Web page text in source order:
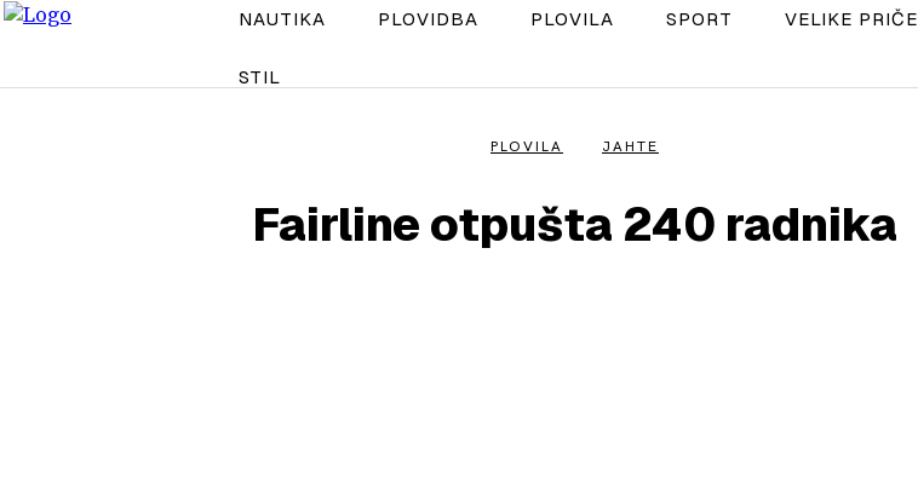
NAUTIKA PLOVIDBA PLOVILA SPORT VELIKE PRIČE
STIL
PLOVILA JAHTE
Fairline otpušta 240 radnika